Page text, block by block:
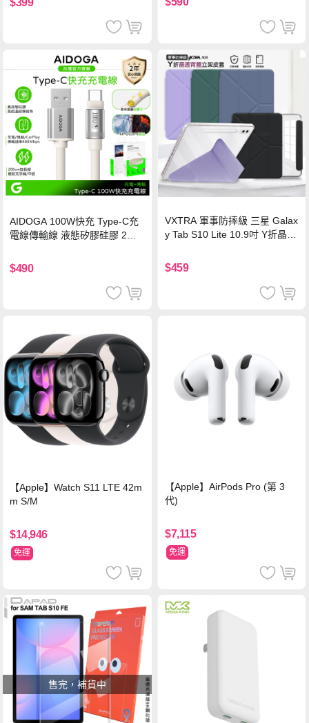
AIDOGA 100W快充 Type-C充
電線傳輸線 液態矽膠硅膠 2M
$490
VXTRA 軍事防摔級 三星 Galax
y Tab S10 Lite 10.9吋 Y折晶透
$459
【Apple】Watch S11 LTE 42m
m S/M
$14,946
免運
【Apple】AirPods Pro (第 3
代)
$7,115
免運
售完，補貨中